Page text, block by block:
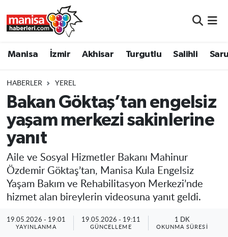
Manisa İzmir Akhisar Turgutlu Salihli
HABERLER YEREL
Bakan Göktaş’tan engelsiz
yaşam merkezi sakinlerine
yanıt
Aile ve Sosyal Hizmetler Bakanı Mahinur
Özdemir Göktaş’tan, Manisa Kula Engelsiz
Yaşam Bakım ve Rehabilitasyon Merkezi’nde
hizmet alan bireylerin videosuna yanıt geldi.
19.05.2026 - 19:01
YAYINLANMA
19.05.2026 - 19:11
GÜNCELLEME
1 DK
OKUNMA SÜRESI
Turgutlu
Salihli
Saruhanlı
Soma
Resmi İlanlar
Manisa Nöbetçi Eczaneler
Manisa Trafik Yoğunluk Haritası
Süper Lig Puan Durumu ve Fikstür
Tüm Manşetler
Son Dakika Haberleri
Haber Arşivi